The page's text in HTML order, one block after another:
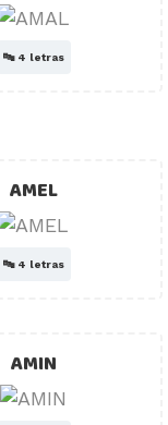
🔤 4 letras
AMEL
🔤 4 letras
AMIN